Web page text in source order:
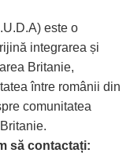
este o
integrarea și
Britanie,
între românii din
comunitatea
să contactați: